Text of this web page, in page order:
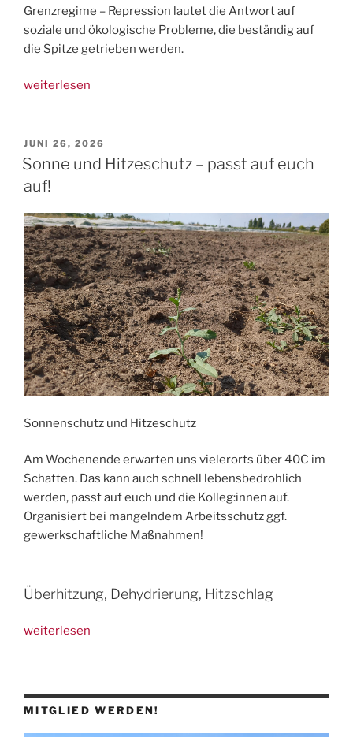
Grenzregime – Repression lautet die Antwort auf
soziale und ökologische Probleme, die beständig auf
die Spitze getrieben werden.
„Angriff
Mindestlohn,
Krebsvorsorge
startet
Kampagne“
weiterlesen
VERÖFFENTLICHT
AM
JUNI 26, 2026
Sonne und Hitzeschutz – passt auf euch
auf!
Sonnenschutz und Hitzeschutz
Am Wochenende erwarten uns vielerorts über 40C im
Schatten. Das kann auch schnell lebensbedrohlich
werden, passt auf euch und die Kolleg:innen auf.
Organisiert bei mangelndem Arbeitsschutz ggf.
gewerkschaftliche Maßnahmen!
Überhitzung, Dehydrierung, Hitzschlag
„Sonne
passt
weiterlesen
MITGLIED WERDEN!